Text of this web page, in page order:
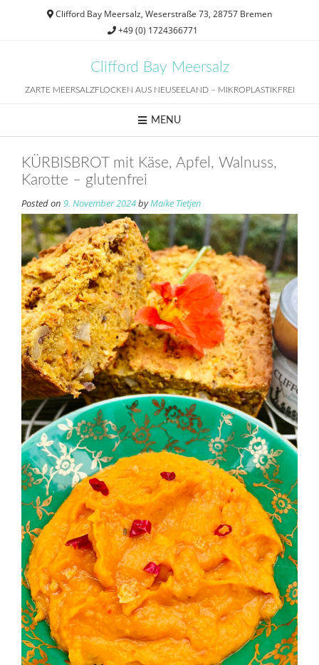
Clifford Bay Meersalz, Weserstraße 73, 28757 Bremen
+49 (0) 1724366771
Clifford Bay Meersalz
ZARTE MEERSALZFLOCKEN AUS NEUSEELAND – MIKROPLASTIKFREI
MENU
KÜRBISBROT mit Käse, Apfel, Walnuss,
Karotte – glutenfrei
Posted on 9. November 2024byMaike Tietjen